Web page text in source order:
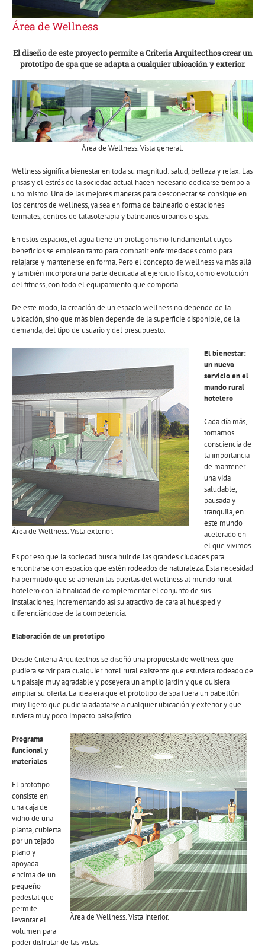
Área de Wellness
El diseño de este proyecto permite a Criteria Arquitecthos crear un
prototipo de spa que se adapta a cualquier ubicación y exterior.
Área de Wellness. Vista general.
Wellness significa bienestar en toda su magnitud: salud, belleza y relax. Las
prisas y el estrés de la sociedad actual hacen necesario dedicarse tiempo a
uno mismo. Una de las mejores maneras para desconectar se consigue en
los centros de wellness, ya sea en forma de balneario o estaciones
termales, centros de talasoterapia y balnearios urbanos o spas.
En estos espacios, el agua tiene un protagonismo fundamental cuyos
beneficios se emplean tanto para combatir enfermedades como para
relajarse y mantenerse en forma. Pero el concepto de wellness va más allá
y también incorpora una parte dedicada al ejercicio físico, como evolución
del fitness, con todo el equipamiento que comporta.
De este modo, la creación de un espacio wellness no depende de la
ubicación, sino que más bien depende de la superficie disponible, de la
demanda, del tipo de usuario y del presupuesto.
Área de Wellness. Vista exterior.
El bienestar:
un nuevo
servicio en el
mundo rural
hotelero
Cada día más,
tomamos
consciencia de
la importancia
de mantener
una vida
saludable,
pausada y
tranquila, en
este mundo
acelerado en
el que vivimos.
Es por eso que la sociedad busca huir de las grandes ciudades para
encontrarse con espacios que estén rodeados de naturaleza. Esta necesidad
ha permitido que se abrieran las puertas del wellness al mundo rural
hotelero con la finalidad de complementar el conjunto de sus
instalaciones, incrementando así su atractivo de cara al huésped y
diferenciándose de la competencia.
Elaboración de un prototipo
Desde Criteria Arquitecthos se diseñó una propuesta de wellness que
pudiera servir para cualquier hotel rural existente que estuviera rodeado de
un paisaje muy agradable y poseyera un amplio jardín y que quisiera
ampliar su oferta. La idea era que el prototipo de spa fuera un pabellón
muy ligero que pudiera adaptarse a cualquier ubicación y exterior y que
tuviera muy poco impacto paisajístico.
Àrea de Wellness. Vista interior.
Programa
funcional y
materiales
El prototipo
consiste en
una caja de
vidrio de una
planta, cubierta
por un tejado
plano y
apoyada
encima de un
pequeño
pedestal que
permite
levantar el
volumen para
poder disfrutar de las vistas.